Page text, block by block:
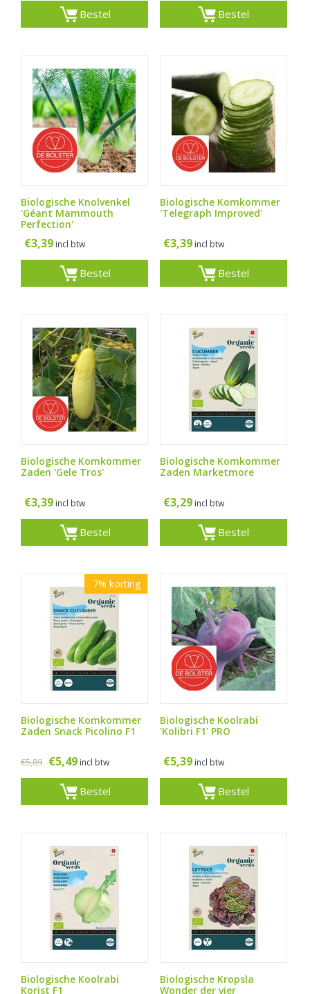
Bestel Bestel
Biologische Knolvenkel
'Géant Mammouth
Perfection'
€3,39 incl btw
Bestel
Biologische Komkommer
'Telegraph Improved'
€3,39 incl btw
Bestel
Biologische Komkommer
Zaden 'Gele Tros'
€3,39 incl btw
Bestel
Biologische Komkommer
Zaden Marketmore
€3,29 incl btw
Bestel
7% korting
Biologische Komkommer
Zaden Snack Picolino F1
€5,89 €5,49 incl btw
Bestel
Biologische Koolrabi
'Kolibri F1' PRO
€5,39 incl btw
Bestel
Biologische Koolrabi
Korist F1
Biologische Kropsla
Wonder der vier